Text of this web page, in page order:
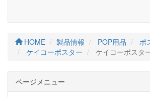
HOME 製品情報 POP用品
ポ
ケイコーポスター
ケイコーポスタ
ページメニュー